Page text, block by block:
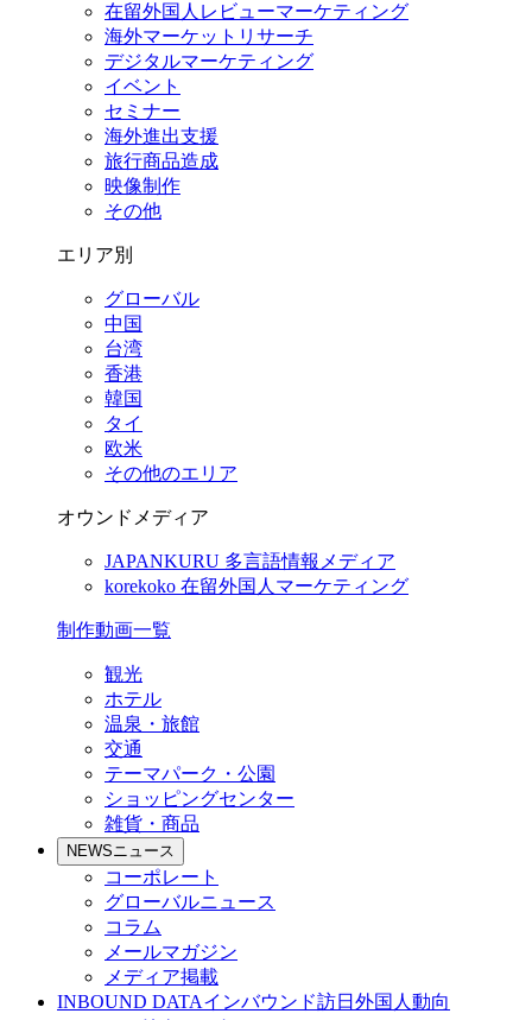
在留外国⼈レビューマーケティング
海外マーケットリサーチ
デジタルマーケティング
イベント
セミナー
海外進出支援
旅行商品造成
映像制作
その他
エリア別
グローバル
中国
台湾
香港
韓国
タイ
欧米
その他のエリア
オウンドメディア
JAPANKURU 多言語情報メディア
korekoko 在留外国人マーケティング
制作動画一覧
観光
ホテル
温泉・旅館
交通
テーマパーク・公園
ショッピングセンター
雑貨・商品
NEWSニュース
コーポレート
グローバルニュース
コラム
メールマガジン
メディア掲載
INBOUND DATAインバウンド訪日外国人動向